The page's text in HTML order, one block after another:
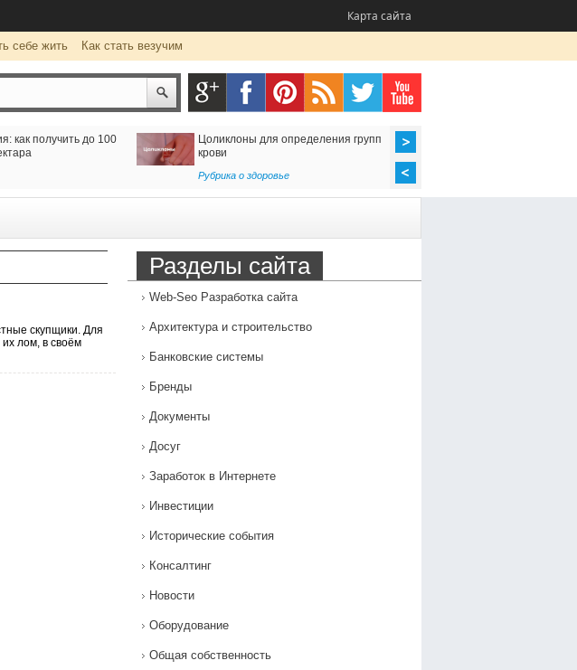
Карта сайта
себе жить Как стать везучим
до 100
Цоликлоны для определения групп
крови
Рубрика о здоровье
Как организовать доставку из
в Россию
Транспорт
скупщики. Для
лом, в своём
Разделы сайта
Web-Seo Разработка сайта
Архитектура и строительство
Банковские системы
Бренды
Документы
Досуг
Заработок в Интернете
Инвестиции
Исторические события
Консалтинг
Новости
Оборудование
Общая собственность